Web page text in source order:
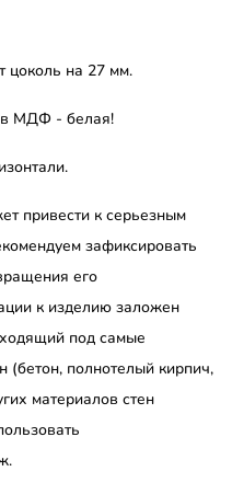
цоколь на 27 мм.
МДФ - белая!
привести к серьезным
зафиксировать
его
к изделию заложен
под самые
(бетон, полнотелый кирпич,
материалов стен